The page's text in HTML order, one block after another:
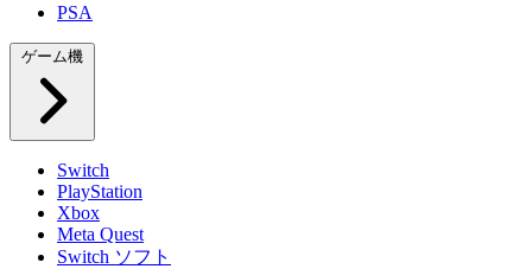
PSA
ゲーム機
Switch
PlayStation
Xbox
Meta Quest
Switch ソフト